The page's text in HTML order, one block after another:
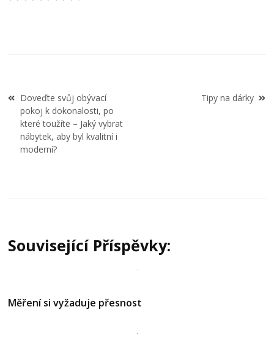
Navigace
pro
příspěvek
Doveďte svůj obývací
pokoj k dokonalosti, po
které toužíte – Jaký vybrat
nábytek, aby byl kvalitní i
moderní?
Tipy na dárky
Související Příspěvky:
Měření si vyžaduje přesnost